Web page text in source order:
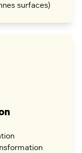
surfaces)